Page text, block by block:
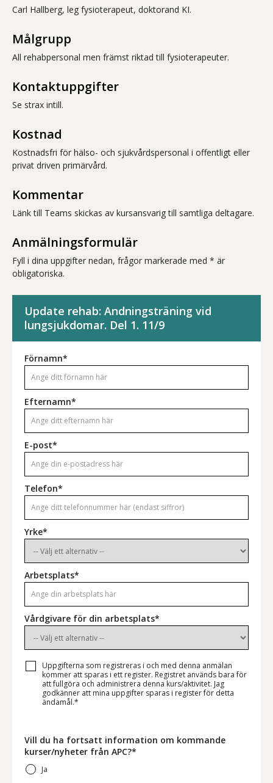
Carl Hallberg, leg fysioterapeut, doktorand KI.
Målgrupp
All rehabpersonal men främst riktad till fysioterapeuter.
Kontaktuppgifter
Se strax intill.
Kostnad
Kostnadsfri för hälso- och sjukvårdspersonal i offentligt eller
privat driven primärvård.
Kommentar
Länk till Teams skickas av kursansvarig till samtliga deltagare.
Anmälningsformulär
Fyll i dina uppgifter nedan, frågor markerade med * är
obligatoriska.
Update rehab: Andningsträning vid
lungsjukdomar. Del 1. 11/9
Förnamn*
Efternamn*
E-post*
Telefon*
Yrke*
Arbetsplats*
Vårdgivare för din arbetsplats*
Uppgifterna som registreras i och med denna anmälan
kommer att sparas i ett register. Registret används bara för
att fullgöra och administrera denna kurs/aktivitet. Jag
godkänner att mina uppgifter sparas i register för detta
ändamål.*
Vill du ha fortsatt information om kommande
kurser/nyheter från APC?*
Ja